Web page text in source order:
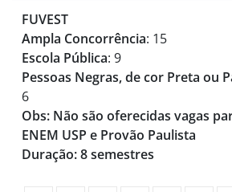
FUVEST
Ampla Concorrência: 15
Escola Pública: 9
Pessoas Negras, de cor Preta ou
6
Obs: Não são oferecidas vagas
ENEM USP e Provão Paulista
Duração: 8 semestres